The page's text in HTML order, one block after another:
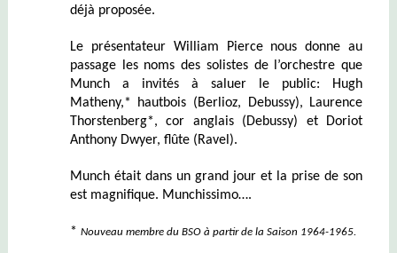
déjà proposée.
Le présentateur William Pierce nous donne au
passage les noms des solistes de l’orchestre que
Munch a invités à saluer le public: Hugh
Matheny,* hautbois (Berlioz, Debussy), Laurence
Thorstenberg*, cor anglais (Debussy) et Doriot
Anthony Dwyer, flûte (Ravel).
Munch était dans un grand jour et la prise de son
est magnifique. Munchissimo….
* Nouveau membre du BSO à partir de la Saison 1964-1965.